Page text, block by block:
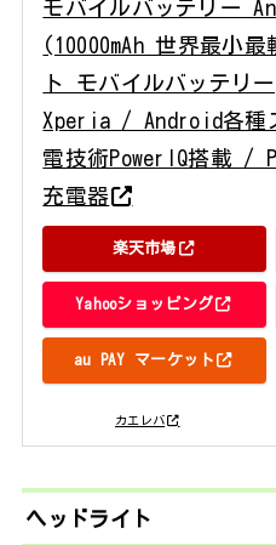
モバイルバッテリー
(10000mAh 世界最小
ト モバイルバッテ
Xperia / Android各種
電技術PowerIQ搭載 /
充電器
カエレバ
楽天市場
Yahooショッピング
au PAY マーケット
ヘッドライト